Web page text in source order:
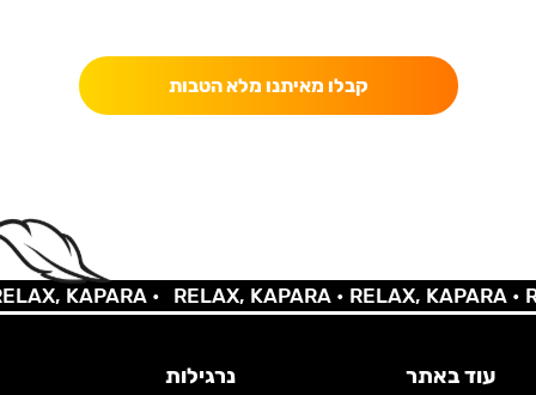
קבלו מאיתנו מלא הטבות
KAPARA • RELAX, KAPARA •RELAX, KAPARA •
עוד באתר נרגילות